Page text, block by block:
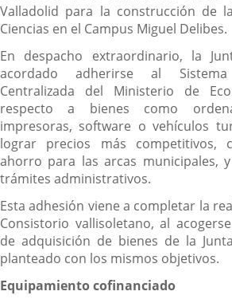
Valladolid para la construcción de
Ciencias en el Campus Miguel Delibes.
En despacho extraordinario, la
acordado adherirse al
Centralizada del Ministerio de
respecto a bienes como
impresoras, software o vehículos
lograr precios más competitivos,
ahorro para las arcas municipales,
trámites administrativos.
Esta adhesión viene a completar la
Consistorio vallisoletano, al
de adquisición de bienes de la
planteado con los mismos objetivos.
Equipamiento cofinanciado